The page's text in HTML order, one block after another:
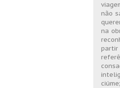
não
na
partir